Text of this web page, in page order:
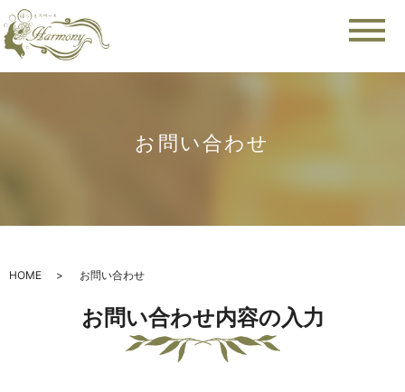
メ
お問い合わせ
HOME お問い合わせ
お問い合わせ内容の入力